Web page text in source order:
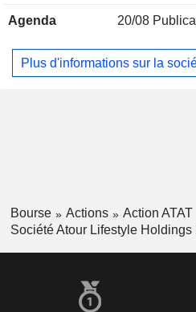
Agenda 20/08
Plus d'informations sur la
Bourse Actions
Action ATAT
Société Atour Lifestyle Holdings